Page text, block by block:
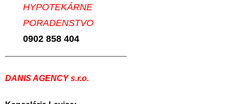
HYPOTEKÁRNE
PORADENSTVO
0902 858 404
DANIS AGENCY s.r.o.